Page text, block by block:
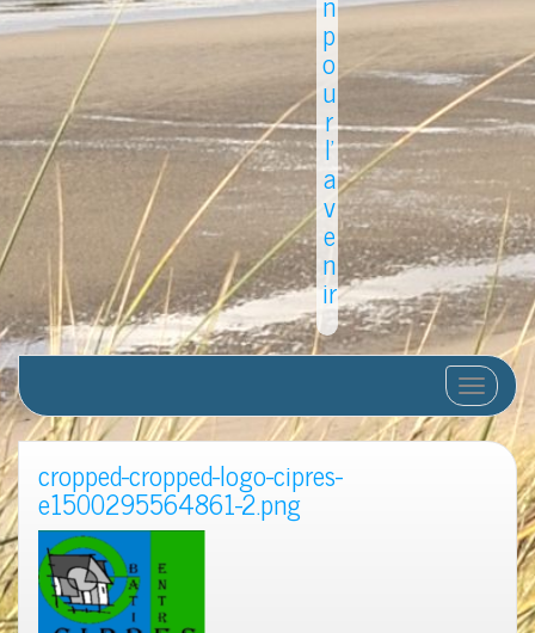
p
o
u
r
l'
a
v
e
n
ir
Afficher/
cropped-cropped-logo-cipres-
e1500295564861-2.png